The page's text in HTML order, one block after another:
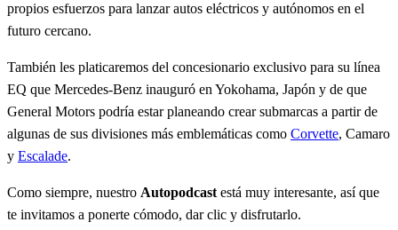
propios esfuerzos para lanzar autos eléctricos y autónomos en el
futuro cercano.
También les platicaremos del concesionario exclusivo para su línea
EQ que Mercedes-Benz inauguró en Yokohama, Japón y de que
General Motors podría estar planeando crear submarcas a partir de
algunas de sus divisiones más emblemáticas como Corvette, Camaro
y Escalade.
Como siempre, nuestro Autopodcast está muy interesante, así que
te invitamos a ponerte cómodo, dar clic y disfrutarlo.